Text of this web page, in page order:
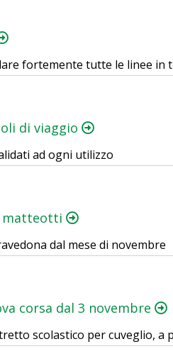
fortemente tutte le linee in
di viaggio
ad ogni utilizzo
matteotti
dal mese di novembre
corsa dal 3 novembre
scolastico per cuveglio, a